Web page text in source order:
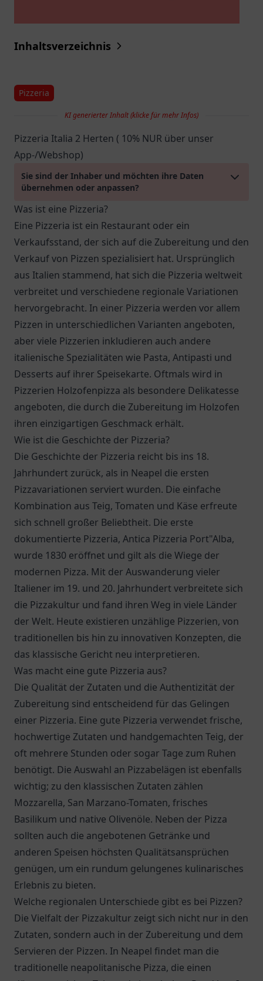
Inhaltsverzeichnis
Pizzeria
KI generierter Inhalt (klicke für mehr Infos)
Pizzeria Italia 2 Herten ( 10% NUR über unser
App-/Webshop)
Sie sind der Inhaber und möchten ihre Daten
übernehmen oder anpassen?
Was ist eine Pizzeria?
Eine Pizzeria ist ein Restaurant oder ein
Verkaufsstand, der sich auf die Zubereitung und den
Verkauf von Pizzen spezialisiert hat. Ursprünglich
aus Italien stammend, hat sich die Pizzeria weltweit
verbreitet und verschiedene regionale Variationen
hervorgebracht. In einer Pizzeria werden vor allem
Pizzen in unterschiedlichen Varianten angeboten,
aber viele Pizzerien inkludieren auch andere
italienische Spezialitäten wie Pasta, Antipasti und
Desserts auf ihrer Speisekarte. Oftmals wird in
Pizzerien Holzofenpizza als besondere Delikatesse
angeboten, die durch die Zubereitung im Holzofen
ihren einzigartigen Geschmack erhält.
Wie ist die Geschichte der Pizzeria?
Die Geschichte der Pizzeria reicht bis ins 18.
Jahrhundert zurück, als in Neapel die ersten
Pizzavariationen serviert wurden. Die einfache
Kombination aus Teig, Tomaten und Käse erfreute
sich schnell großer Beliebtheit. Die erste
dokumentierte Pizzeria, Antica Pizzeria Port"Alba,
wurde 1830 eröffnet und gilt als die Wiege der
modernen Pizza. Mit der Auswanderung vieler
Italiener im 19. und 20. Jahrhundert verbreitete sich
die Pizzakultur und fand ihren Weg in viele Länder
der Welt. Heute existieren unzählige Pizzerien, von
traditionellen bis hin zu innovativen Konzepten, die
das klassische Gericht neu interpretieren.
Was macht eine gute Pizzeria aus?
Die Qualität der Zutaten und die Authentizität der
Zubereitung sind entscheidend für das Gelingen
einer Pizzeria. Eine gute Pizzeria verwendet frische,
hochwertige Zutaten und handgemachten Teig, der
oft mehrere Stunden oder sogar Tage zum Ruhen
benötigt. Die Auswahl an Pizzabelägen ist ebenfalls
wichtig; zu den klassischen Zutaten zählen
Mozzarella, San Marzano-Tomaten, frisches
Basilikum und native Olivenöle. Neben der Pizza
sollten auch die angebotenen Getränke und
anderen Speisen höchsten Qualitätsansprüchen
genügen, um ein rundum gelungenes kulinarisches
Erlebnis zu bieten.
Welche regionalen Unterschiede gibt es bei Pizzen?
Die Vielfalt der Pizzakultur zeigt sich nicht nur in den
Zutaten, sondern auch in der Zubereitung und dem
Servieren der Pizzen. In Neapel findet man die
traditionelle neapolitanische Pizza, die einen